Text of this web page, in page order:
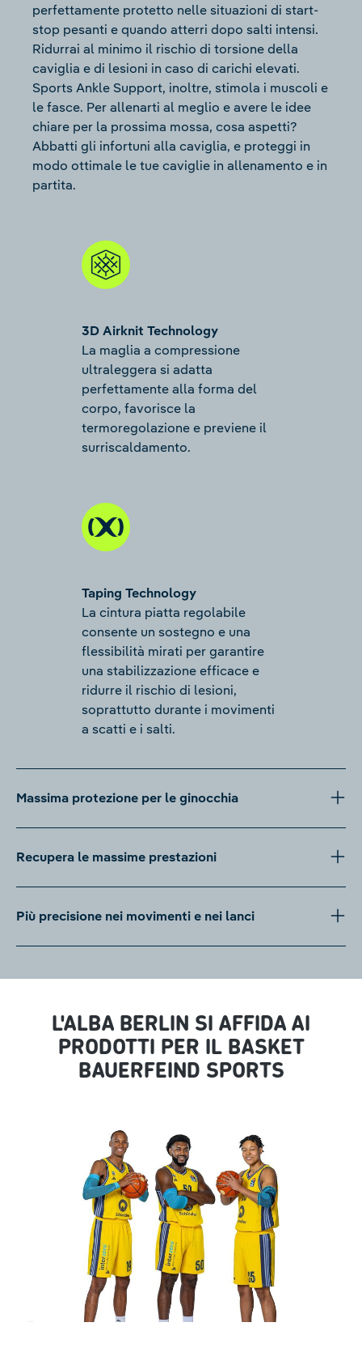
perfettamente protetto nelle situazioni di start-
stop pesanti e quando atterri dopo salti intensi.
Ridurrai al minimo il rischio di torsione della
caviglia e di lesioni in caso di carichi elevati.
Sports Ankle Support, inoltre, stimola i muscoli e
le fasce. Per allenarti al meglio e avere le idee
chiare per la prossima mossa, cosa aspetti?
Abbatti gli infortuni alla caviglia, e proteggi in
modo ottimale le tue caviglie in allenamento e in
partita.
3D Airknit Technology
La maglia a compressione
ultraleggera si adatta
perfettamente alla forma del
corpo, favorisce la
termoregolazione e previene il
surriscaldamento.
Taping Technology
La cintura piatta regolabile
consente un sostegno e una
flessibilità mirati per garantire
una stabilizzazione efficace e
ridurre il rischio di lesioni,
soprattutto durante i movimenti
a scatti e i salti.
Massima protezione per le ginocchia
Recupera le massime prestazioni
Più precisione nei movimenti e nei lanci
L'ALBA BERLIN SI AFFIDA AI
PRODOTTI PER IL BASKET
BAUERFEIND SPORTS